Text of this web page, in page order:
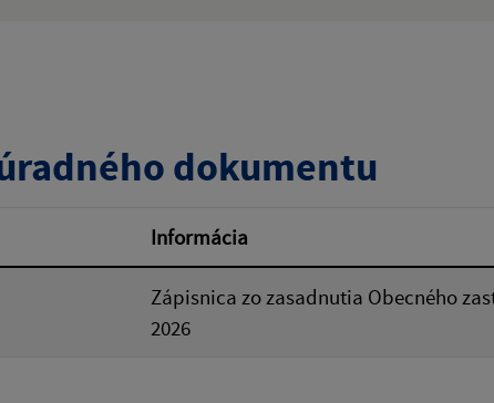
dokumentu
Informácia
Zápisnica zo zasadnutia Obecného
2026